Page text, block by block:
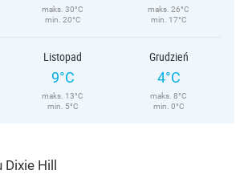
maks. 30°C
min. 20°C
maks. 26°C
min. 17°C
Listopad
9°C
maks. 13°C
min. 5°C
Grudzień
4°C
maks. 8°C
min. 0°C
Hill